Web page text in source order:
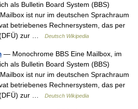
als Bulletin Board System (BBS)
ist nur im deutschen Sprachraum
betriebenes Rechnersystem, das per
(DFÜ) zur …
Deutsch Wikipedia
— Monochrome BBS Eine Mailbox, im
als Bulletin Board System (BBS)
ist nur im deutschen Sprachraum
betriebenes Rechnersystem, das per
(DFÜ) zur …
Deutsch Wikipedia